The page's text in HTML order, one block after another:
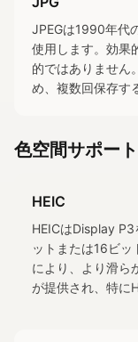
JPEGは1990年代
使用します。効果
的ではありません
め、複数回保存す
色空間サポート
HEIC
HEICはDisplay
ットまたは16ビ
により、より滑ら
が提供され、特に